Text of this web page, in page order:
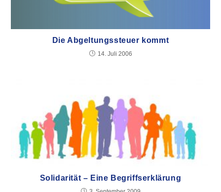
Die Abgeltungssteuer kommt
14. Juli 2006
Solidarität – Eine Begriffserklärung